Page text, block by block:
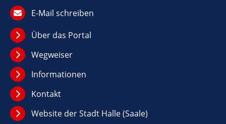
E-Mail schreiben
Über das Portal
Wegweiser
Informationen
Kontakt
Website der Stadt Halle (Saale)